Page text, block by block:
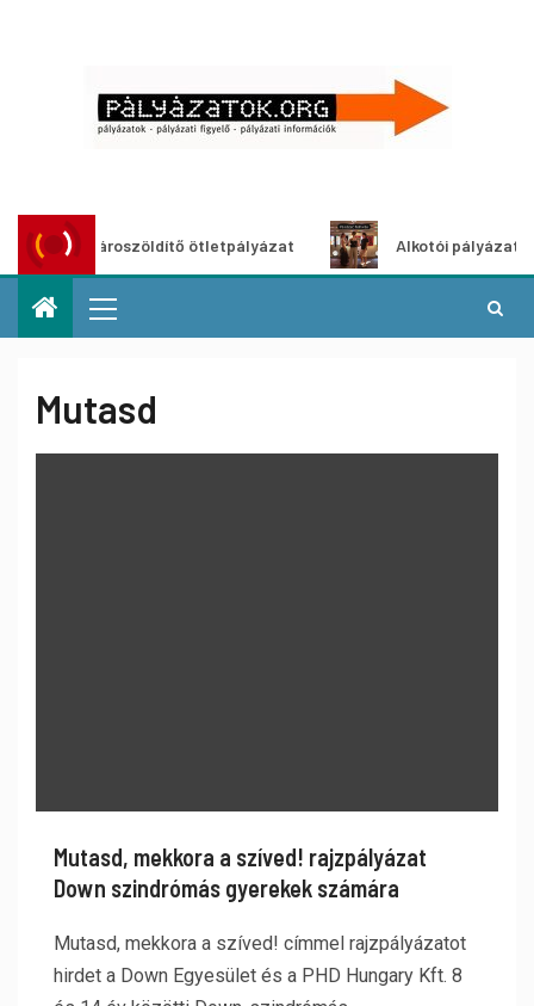
Városzöldítő ötletpályázat Alkotói pályázat
Mutasd
Mutasd, mekkora a szíved! rajzpályázat
Down szindrómás gyerekek számára
Mutasd, mekkora a szíved! címmel rajzpályázatot
hirdet a Down Egyesület és a PHD Hungary Kft. 8